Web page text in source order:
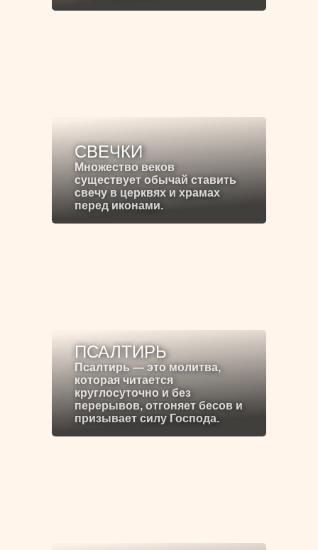
СВЕЧКИ
Множество веков
существует обычай ставить
свечу в церквях и храмах
перед иконами.
ПСАЛТИРЬ
Псалтирь — это молитва,
которая читается
круглосуточно и без
перерывов, отгоняет бесов и
призывает силу Господа.